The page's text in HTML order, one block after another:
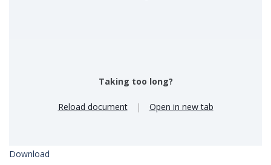
Taking too long?
Reload document | Open in new tab
Download